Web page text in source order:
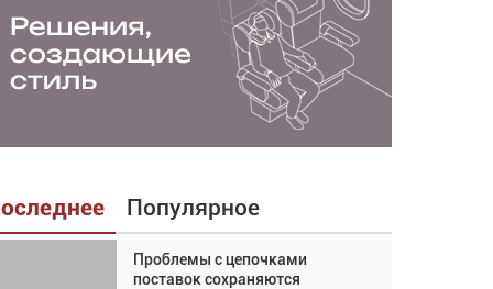
Популярное
Проблемы с цепочками
поставок сохраняются
Взгляд с высоты: тандем
вертолётов и БПЛА в